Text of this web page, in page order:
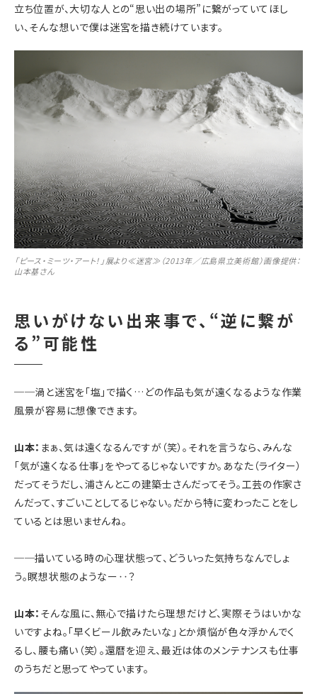
立ち位置が、大切な人との“思い出の場所”に繋がっていてほし
い、そんな想いで僕は迷宮を描き続けています。
「ピース・ミーツ・アート！」展より≪迷宮≫（2013年／広島県立美術館）画像提供：
山本基さん
思いがけない出来事で、“逆に繋が
る”可能性
──渦と迷宮を「塩」で描く…どの作品も気が遠くなるような作業
風景が容易に想像できます。
山本： まぁ、気は遠くなるんですが（笑）。それを言うなら、みんな
「気が遠くなる仕事」をやってるじゃないですか。あなた（ライター）
だってそうだし、浦さんとこの建築士さんだってそう。工芸の作家さ
んだって、すごいことしてるじゃない。だから特に変わったことをし
ているとは思いませんね。
──描いている時の心理状態って、どういった気持ちなんでしょ
う。瞑想状態のようなー‥？
山本： そんな風に、無心で描けたら理想だけど、実際そうはいかな
いですよね。「早くビール飲みたいな」とか煩悩が色々浮かんでく
るし、腰も痛い（笑）。還暦を迎え、最近は体のメンテナンスも仕事
のうちだと思ってやっています。